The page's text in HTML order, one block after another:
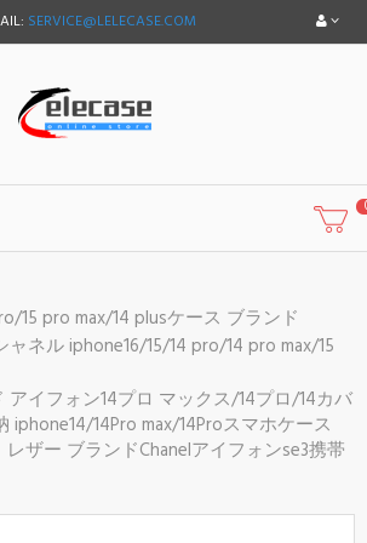
SERVICE@LELECASE.COM
15 pro max/14 plusケース ブランド
ャネル iphone16/15/14 pro/14 pro max/15
アイフォン14プロ マックス/14プロ/14カバ
iphone14/14Pro max/14Proスマホケース
ザー ブランドChanelアイフォンse3携帯